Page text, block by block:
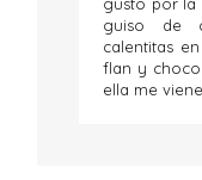
guiso de
calentitas
flan y
ella me